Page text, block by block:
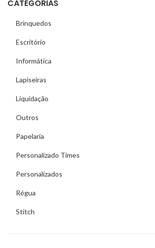
CATEGORIAS
Brinquedos
Escritório
Informática
Lapiseiras
Liquidação
Outros
Papelaria
Personalizado Times
Personalizados
Régua
Stitch